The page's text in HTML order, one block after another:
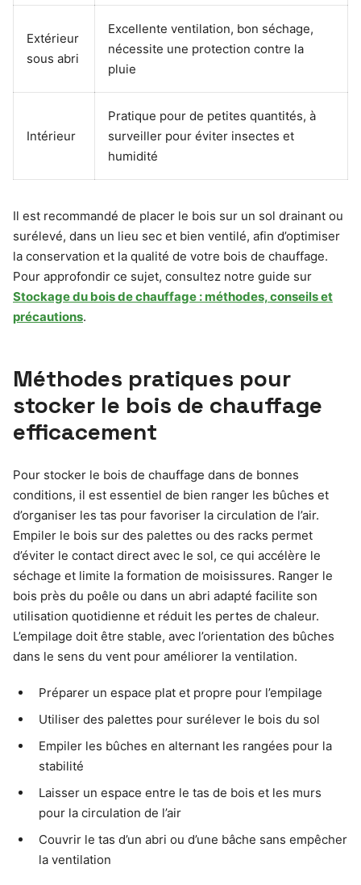
Extérieur
sous abri
Excellente ventilation, bon séchage,
nécessite une protection contre la
pluie
Intérieur
Pratique pour de petites quantités, à
surveiller pour éviter insectes et
humidité
Il est recommandé de placer le bois sur un sol drainant ou
surélevé, dans un lieu sec et bien ventilé, afin d’optimiser
la conservation et la qualité de votre bois de chauffage.
Pour approfondir ce sujet, consultez notre guide sur
Stockage du bois de chauffage : méthodes, conseils et
précautions.
Méthodes pratiques pour
stocker le bois de chauffage
efficacement
Pour stocker le bois de chauffage dans de bonnes
conditions, il est essentiel de bien ranger les bûches et
d’organiser les tas pour favoriser la circulation de l’air.
Empiler le bois sur des palettes ou des racks permet
d’éviter le contact direct avec le sol, ce qui accélère le
séchage et limite la formation de moisissures. Ranger le
bois près du poêle ou dans un abri adapté facilite son
utilisation quotidienne et réduit les pertes de chaleur.
L’empilage doit être stable, avec l’orientation des bûches
dans le sens du vent pour améliorer la ventilation.
Préparer un espace plat et propre pour l’empilage
Utiliser des palettes pour surélever le bois du sol
Empiler les bûches en alternant les rangées pour la
stabilité
Laisser un espace entre le tas de bois et les murs
pour la circulation de l’air
Couvrir le tas d’un abri ou d’une bâche sans empêcher
la ventilation